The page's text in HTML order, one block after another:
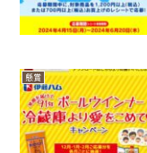
懸賞